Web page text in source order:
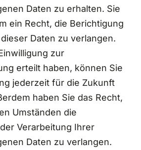
Daten zu erhalten. Sie
ein Recht, die Berichtigung
Daten zu verlangen.
zur
erteilt haben, können Sie
jederzeit für die Zukunft
haben Sie das Recht,
Umständen die
Verarbeitung Ihrer
Daten zu verlangen.